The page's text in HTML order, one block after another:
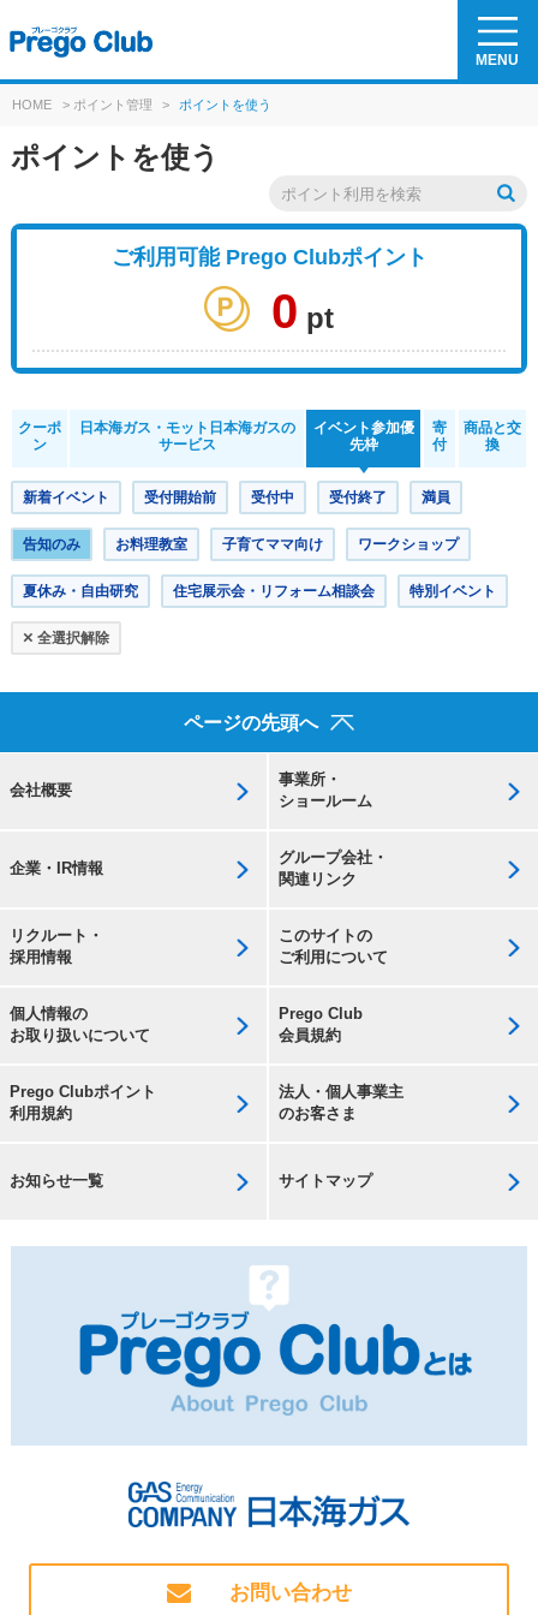
MENU
HOME > ポイント管理 > ポイントを使う
ポイントを使う
ご利用可能 Prego Clubポイント
0 pt
クーポ
ン
日本海ガス・モット日本海ガスの
サービス
イベント参加優
先枠
寄
付
商品と交
換
新着イベント 受付開始前 受付中 受付終了 満員
告知のみ お料理教室 子育てママ向け ワークショップ
夏休み・自由研究 住宅展示会・リフォーム相談会 特別イベント
× 全選択解除
ページの先頭へ
会社概要
事業所・
ショールーム
企業・IR情報
グループ会社・
関連リンク
リクルート・
採用情報
このサイトの
ご利用について
個人情報の
お取り扱いについて
Prego Club
会員規約
Prego Clubポイント
利用規約
法人・個人事業主
のお客さま
お知らせ一覧 サイトマップ
お問い合わせ